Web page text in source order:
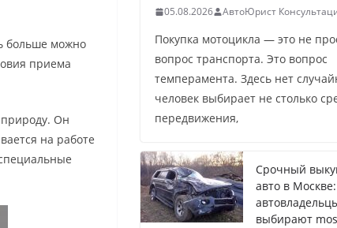
больше можно
приема
природу. Он
на работе
05.08.2026 АвтоЮрист
Покупка мотоцикла — это не
вопрос транспорта. Это вопрос
темперамента. Здесь нет
человек выбирает не столько
передвижения,
Срочный
авто в
выбирают